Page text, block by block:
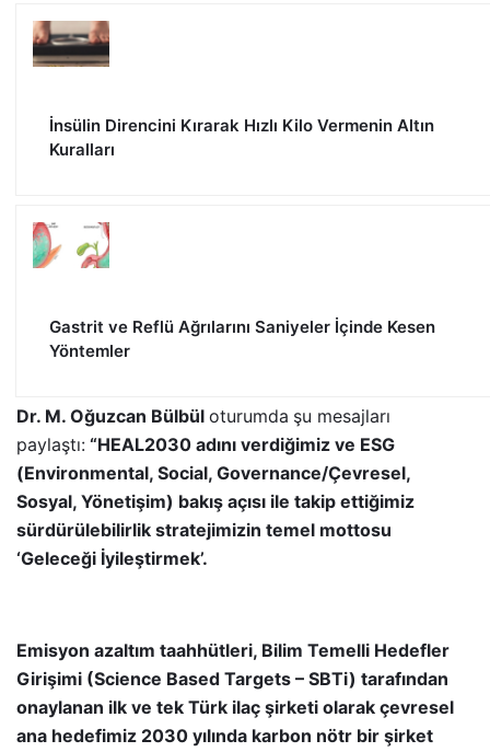
İnsülin Direncini Kırarak Hızlı Kilo Vermenin Altın
Kuralları
Gastrit ve Reflü Ağrılarını Saniyeler İçinde Kesen
Yöntemler
Dr. M. Oğuzcan Bülbül oturumda şu mesajları
paylaştı: “HEAL2030 adını verdiğimiz ve ESG
(Environmental, Social, Governance/Çevresel,
Sosyal, Yönetişim) bakış açısı ile takip ettiğimiz
sürdürülebilirlik stratejimizin temel mottosu
‘Geleceği İyileştirmek’.
Emisyon azaltım taahhütleri, Bilim Temelli Hedefler
Girişimi (Science Based Targets – SBTi) tarafından
onaylanan ilk ve tek Türk ilaç şirketi olarak çevresel
ana hedefimiz 2030 yılında karbon nötr bir şirket